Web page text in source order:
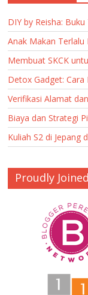
DIY by Reisha:
Anak Makan
Membuat SKCK
Detox Gadget:
Verifikasi Alamat
Biaya dan Strategi
Kuliah S2 di Jepang
Proudly